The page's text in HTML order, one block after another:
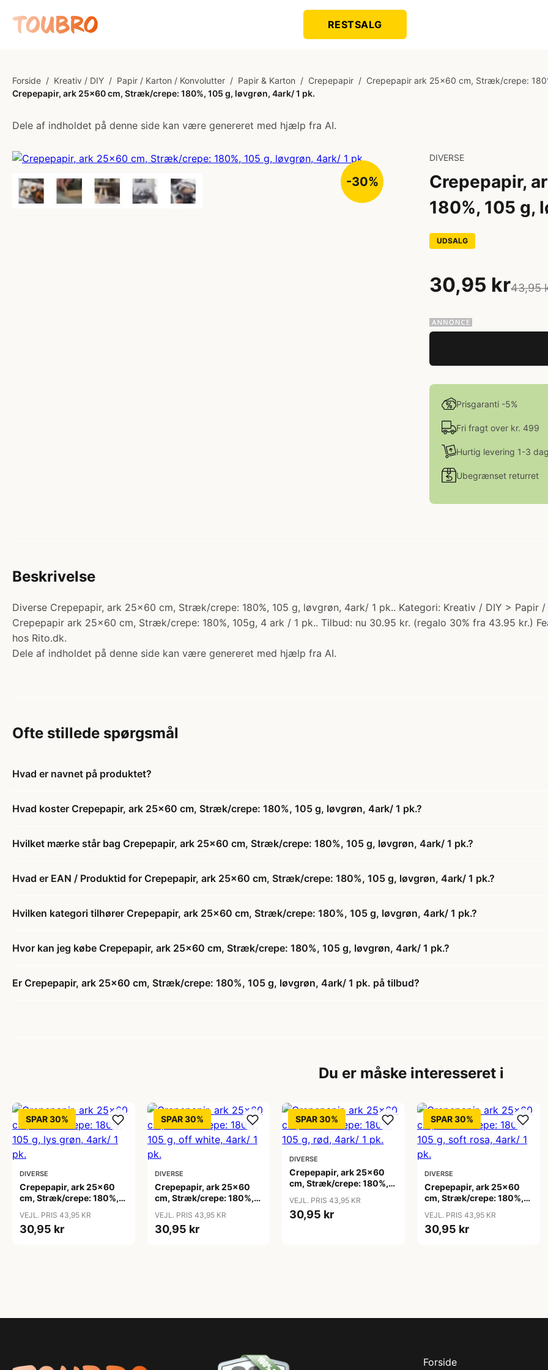
RESTSALG
Forside / Kreativ / DIY / Papir / Karton / Konvolutter / Papir & Karton / Crepepapir / Crepepapir ark 25x60 cm, Stræk/crepe:
Crepepapir, ark 25x60 cm, Stræk/crepe: 180%, 105 g, løvgrøn, 4ark/ 1 pk.
Dele af indholdet på denne side kan være genereret med hjælp fra AI.
-30%
DIVERSE
Crepepapir,
180%, 105 g,
UDSALG
30,95 kr43,95
Prisgaranti -5%
Fri fragt over kr. 499
Hurtig levering 1-3
Ubegrænset returret
Beskrivelse
Diverse Crepepapir, ark 25x60 cm, Stræk/crepe: 180%, 105 g, løvgrøn, 4ark/ 1 pk.. Kategori: Kreativ / DIY >
Crepepapir ark 25x60 cm, Stræk/crepe: 180%, 105g, 4 ark / 1 pk.. Tilbud: nu 30.95 kr. (regalo 30% fra 43.95 kr.)
hos Rito.dk.
Dele af indholdet på denne side kan være genereret med hjælp fra AI.
Ofte stillede spørgsmål
Hvad er navnet på produktet?
Hvad koster Crepepapir, ark 25x60 cm, Stræk/crepe: 180%, 105 g, løvgrøn, 4ark/ 1 pk.?
Hvilket mærke står bag Crepepapir, ark 25x60 cm, Stræk/crepe: 180%, 105 g, løvgrøn, 4ark/ 1 pk.?
Hvad er EAN / Produktid for Crepepapir, ark 25x60 cm, Stræk/crepe: 180%, 105 g, løvgrøn, 4ark/ 1 pk.?
Hvilken kategori tilhører Crepepapir, ark 25x60 cm, Stræk/crepe: 180%, 105 g, løvgrøn, 4ark/ 1 pk.?
Hvor kan jeg købe Crepepapir, ark 25x60 cm, Stræk/crepe: 180%, 105 g, løvgrøn, 4ark/ 1 pk.?
Er Crepepapir, ark 25x60 cm, Stræk/crepe: 180%, 105 g, løvgrøn, 4ark/ 1 pk. på tilbud?
Du er måske interesseret i
SPAR 30%
DIVERSE
Crepepapir, ark 25x60
cm, Stræk/crepe: 180%,
pk.
VEJL. PRIS 43,95 KR
30,95 kr
SPAR 30%
DIVERSE
Crepepapir, ark 25x60
cm, Stræk/crepe: 180%,
pk.
VEJL. PRIS 43,95 KR
30,95 kr
SPAR 30%
DIVERSE
Crepepapir, ark 25x60
cm, Stræk/crepe: 180%,
VEJL. PRIS 43,95 KR
30,95 kr
SPAR 30%
DIVERSE
Crepepapir, ark 25x60
cm, Stræk/crepe: 180%,
pk.
VEJL. PRIS 43,95 KR
30,95 kr
Forside